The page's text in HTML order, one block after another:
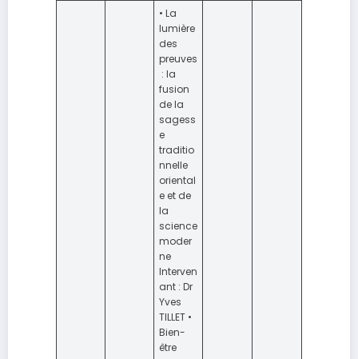
• La
lumière
des
preuves
: la
fusion
de la
sagess
e
traditio
nnelle
oriental
e et de
la
science
moder
ne
Interven
ant : Dr
Yves
TILLET •
Bien-
être